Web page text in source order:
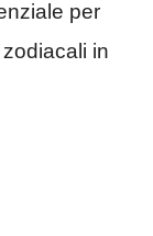
per
in